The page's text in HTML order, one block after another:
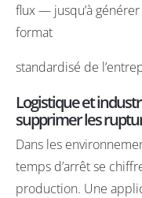
flux — jusqu’à
format
standardisé de
Logistique et
supprimer les
Dans les
temps d’arrêt se
production. Une